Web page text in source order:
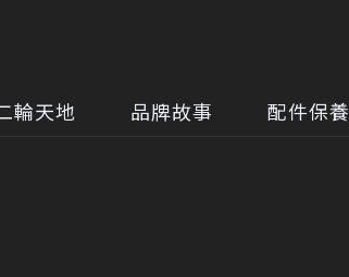
輪天地 品牌故事 配件保養